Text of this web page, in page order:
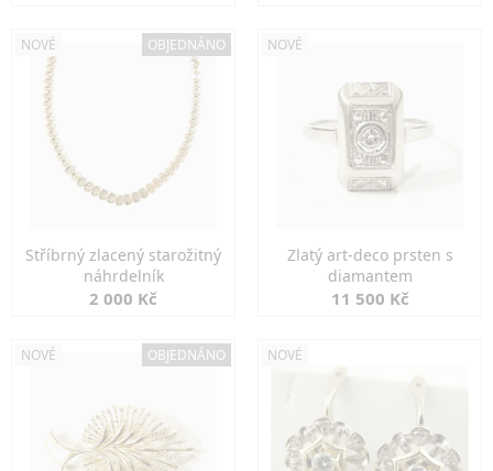
NOVÉ OBJEDNÁNO
Stříbrný zlacený starožitný
náhrdelník
2 000 Kč
NOVÉ
Zlatý art-deco prsten s
diamantem
11 500 Kč
NOVÉ OBJEDNÁNO NOVÉ